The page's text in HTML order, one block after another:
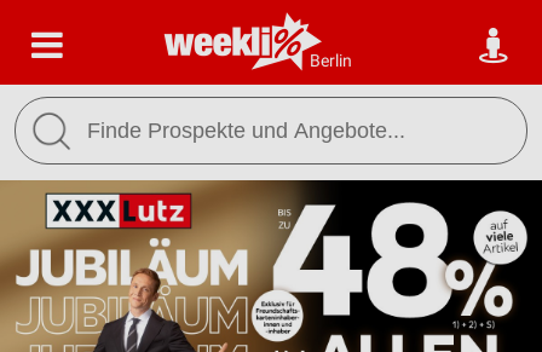
Berlin